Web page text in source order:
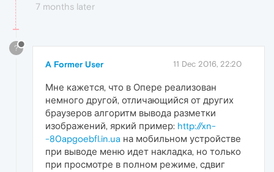
7 months later
?
A Former User 11 Dec 2016, 22:20
Мне кажется, что в Опере реализован
немного другой, отличающийся от других
браузеров алгоритм вывода разметки
изображений, яркий пример: http://xn-
-80apgoebfl.in.ua на мобильном устройстве
при выводе меню идет накладка, но только
при просмотре в полном режиме, сдвиг